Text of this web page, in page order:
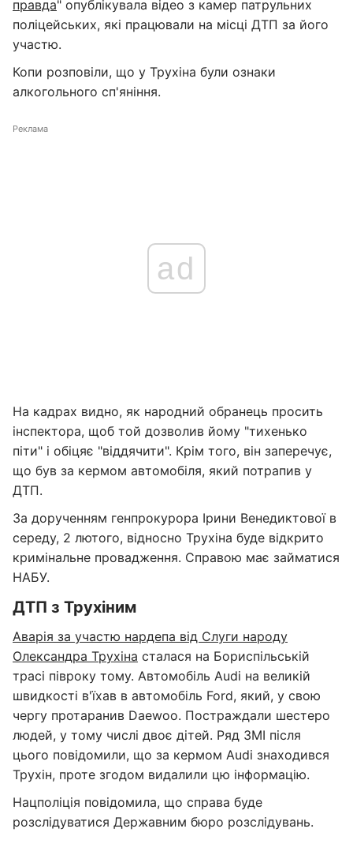
правда" опублікувала відео з камер патрульних
поліцейських, які працювали на місці ДТП за його
участю.
Копи розповіли, що у Трухіна були ознаки
алкогольного сп'яніння.
Реклама
ad
На кадрах видно, як народний обранець просить
інспектора, щоб той дозволив йому "тихенько
піти" і обіцяє "віддячити". Крім того, він заперечує,
що був за кермом автомобіля, який потрапив у
ДТП.
За дорученням генпрокурора Ірини Венедиктової в
середу, 2 лютого, відносно Трухіна буде відкрито
кримінальне провадження. Справою має займатися
НАБУ.
ДТП з Трухіним
Аварія за участю нардепа від Слуги народу
Олександра Трухіна сталася на Бориспільській
трасі півроку тому. Автомобіль Audi на великій
швидкості в'їхав в автомобіль Ford, який, у свою
чергу протаранив Daewoo. Постраждали шестеро
людей, у тому числі двоє дітей. Ряд ЗМІ після
цього повідомили, що за кермом Audi знаходився
Трухін, проте згодом видалили цю інформацію.
Нацполіція повідомила, що справа буде
розслідуватися Державним бюро розслідувань.